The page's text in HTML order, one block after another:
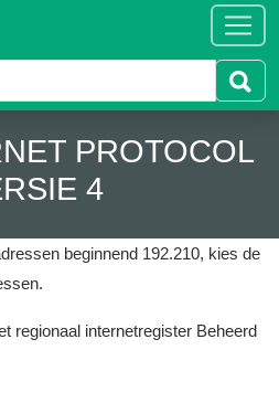
PROTOCOL
4
beginnend 192.210, kies de
regionaal internetregister Beheerd